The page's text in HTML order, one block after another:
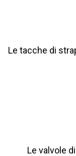
Le tacche di
Le valvole